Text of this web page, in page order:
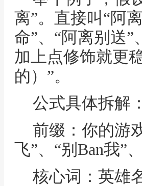
离”。直接叫“阿
命”、“阿离别送
加上点修饰就更
的）”。
公式具体拆解：
前缀：你的游
飞”、“别Ban我”
核心词：英雄